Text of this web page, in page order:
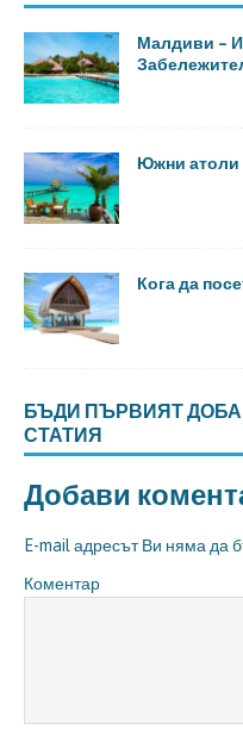
Малдиви –
Южни атоли
Кога да
БЪДИ ПЪРВИЯТ
СТАТИЯ
Добави
E-mail адресът Ви няма да
Коментар